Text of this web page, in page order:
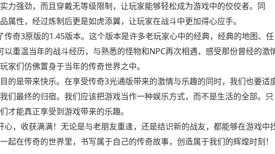
力强劲，而且穿戴无等级限制，让玩家能够轻松成为游戏中的佼佼者。同
属性，经过炼制后更是如虎添翼，让玩家在战斗中更加得心应手。
奇3原版的1.45版本。这个版本是许多老玩家心中的经典，经典的地图、任
以重温当年的战斗经历，与熟悉的怪物和NPC再次相遇，感受那份曾经的激
家们仿佛置身于当年的传奇世界之中。
的是带来快乐。在享受传奇3光通版带来的激情与乐趣的同时，我们也要适
们最终的归宿。我们应该把游戏当作一种娱乐方式，而不是生活的全部。只
才能真正享受到游戏带来的乐趣。
，收获满满！无论是与老朋友重逢，还是结识新的战友，都能够在游戏中
起在传奇的世界里，书写属于自己的传奇故事，创造属于我们的辉煌时刻！